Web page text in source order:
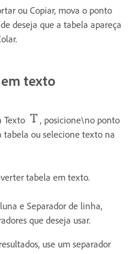
ou Copiar, mova o ponto
deseja que a tabela apareça
texto
Texto
, posicione\no ponto
tabela ou selecione texto na
tabela em texto.
e Separador de linha,
que deseja usar.
use um separador